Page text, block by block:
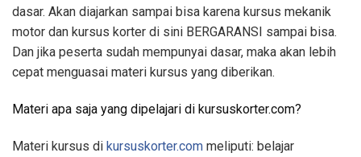
dasar. Akan diajarkan sampai bisa karena kursus mekanik
motor dan kursus korter di sini BERGARANSI sampai bisa.
Dan jika peserta sudah mempunyai dasar, maka akan lebih
cepat menguasai materi kursus yang diberikan.
Materi apa saja yang dipelajari di kursuskorter.com?
Materi kursus di kursuskorter.com meliputi: belajar